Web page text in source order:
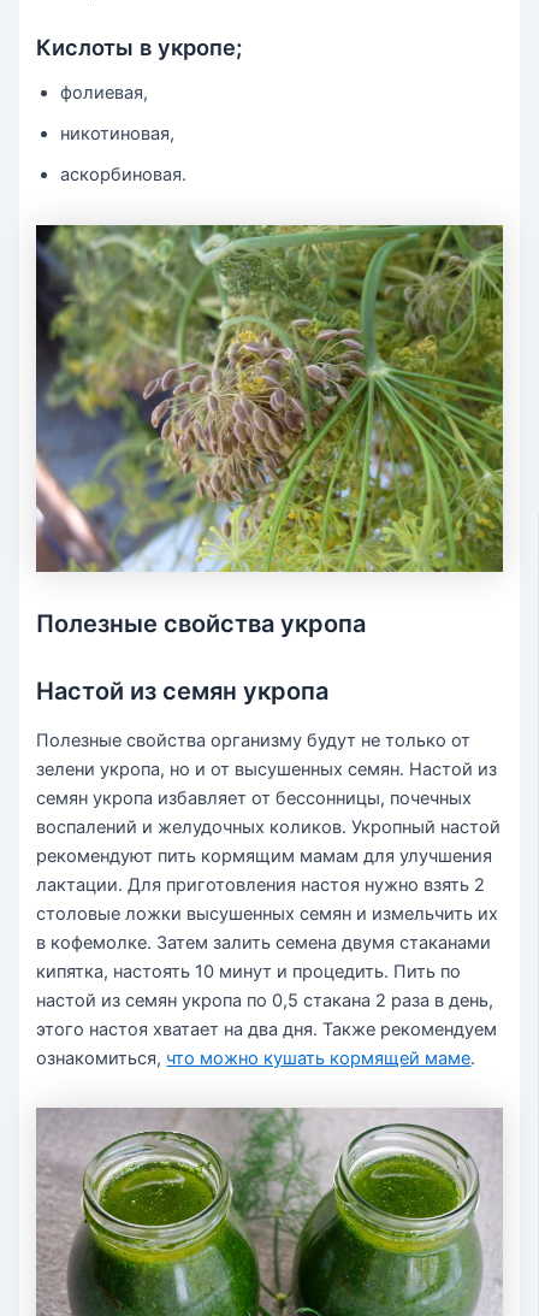
Кислоты в укропе;
фолиевая,
никотиновая,
аскорбиновая.
Полезные свойства укропа
Настой из семян укропа
Полезные свойства организму будут не только от
зелени укропа, но и от высушенных семян. Настой из
семян укропа избавляет от бессонницы, почечных
воспалений и желудочных коликов. Укропный настой
рекомендуют пить кормящим мамам для улучшения
лактации. Для приготовления настоя нужно взять 2
столовые ложки высушенных семян и измельчить их
в кофемолке. Затем залить семена двумя стаканами
кипятка, настоять 10 минут и процедить. Пить по
настой из семян укропа по 0,5 стакана 2 раза в день,
этого настоя хватает на два дня. Также рекомендуем
ознакомиться, что можно кушать кормящей маме.